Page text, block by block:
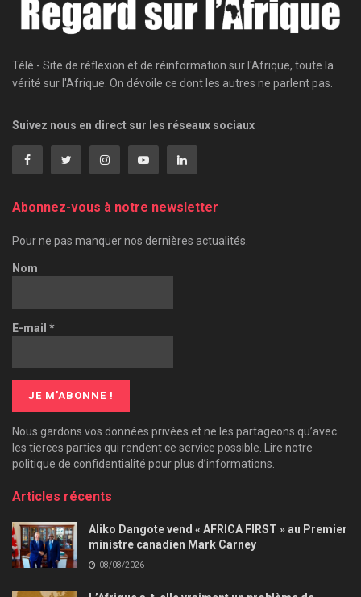
Télé - Site de réflexion et de réinformation sur l'Afrique, toute la
vérité sur l'Afrique. On dévoile ce dont les autres ne parlent pas.
Suivez nous en direct sur les réseaux sociaux
Abonnez-vous à notre newsletter
Pour ne pas manquer nos dernières actualités.
Nom
E-mail *
Nous gardons vos données privées et ne les partageons qu’avec
les tierces parties qui rendent ce service possible. Lire notre
politique de confidentialité pour plus d’informations.
Articles récents
Aliko Dangote vend « AFRICA FIRST » au Premier
ministre canadien Mark Carney
08/08/2026